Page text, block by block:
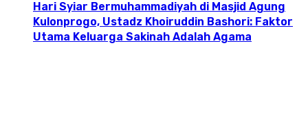
Hari Syiar Bermuhammadiyah di Masjid Agung
Kulonprogo, Ustadz Khoiruddin Bashori: Faktor
Utama Keluarga Sakinah Adalah Agama